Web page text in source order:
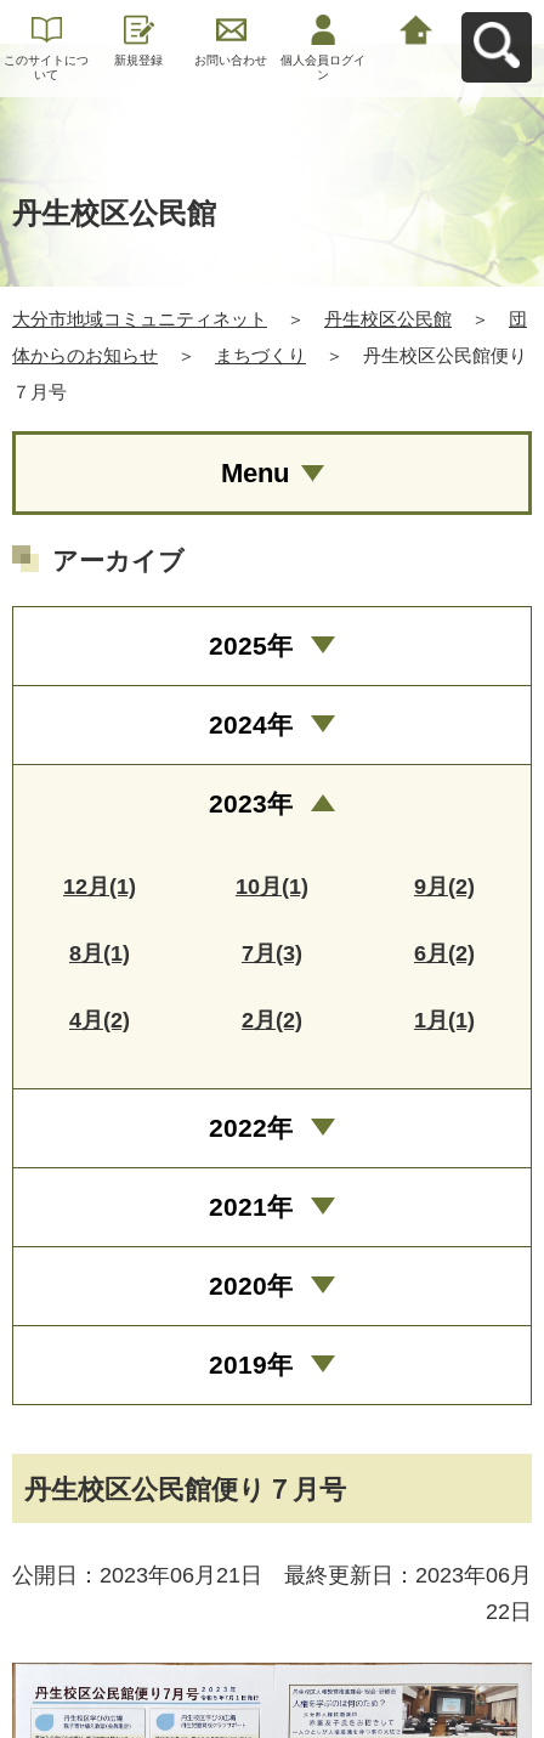
このサイトにつ
いて
新規登録 お問い合わせ
個人会員ログイ
ン
丹生校区公民館
大分市地域コミュニティネット ＞ 丹生校区公民館 ＞
団
体からのお知らせ
＞ まちづくり ＞
丹生校区公民館便り
７月号
丹生校区公民館便り７月号
公開日：2023年06月21日 最終更新日：2023年06月
22日
Menu
アーカイブ
2025年
2024年
2023年
12月(1) 10月(1) 9月(2)
8月(1) 7月(3) 6月(2)
4月(2) 2月(2) 1月(1)
2022年
2021年
2020年
2019年